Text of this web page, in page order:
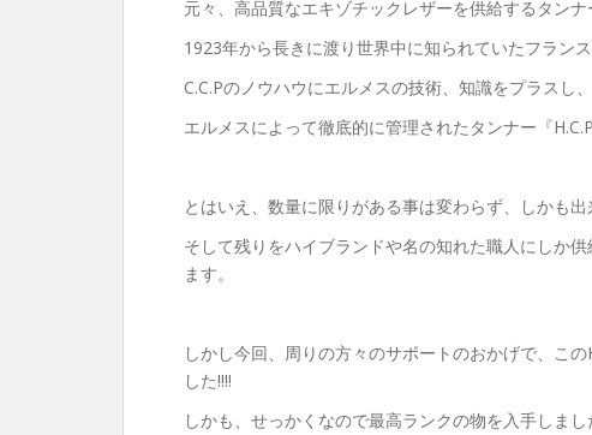
元々、高品質なエキゾチックレザーを供給するタンナ
1923年から長きに渡り世界中に知られていたフラン
C.C.Pのノウハウにエルメスの技術、知識をプラスし
エルメスによって徹底的に管理されたタンナー『
とはいえ、数量に限りがある事は変わらず、しかも出
そして残りをハイブランドや名の知れた職人にしか
ます。
しかし今回、周りの方々のサポートのおかげで、こ
した‼︎‼︎
しかも、せっかくなので最高ランクの物を入手しまし